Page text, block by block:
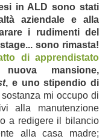
in ALD sono stati
aziendale e alla
i rudimenti del
sono rimasta!
di apprendistato
mansione,
, e uno stipendio di
sostanza mi occupo di
alla manutenzione
a redigere il bilancio
alla casa madre;